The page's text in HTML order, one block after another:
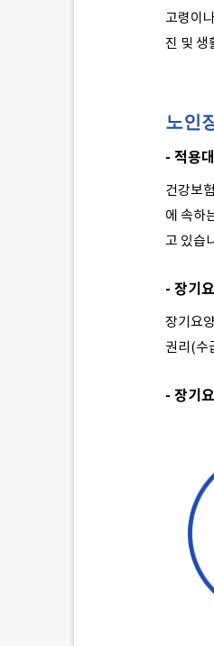
고령이
진 및 생
노인
- 적용
건강보
에 속하
고 있습
- 장기
장기요
권리(수
- 장기